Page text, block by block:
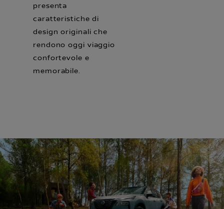
presenta
caratteristiche di
design originali che
rendono oggi viaggio
confortevole e
memorabile.